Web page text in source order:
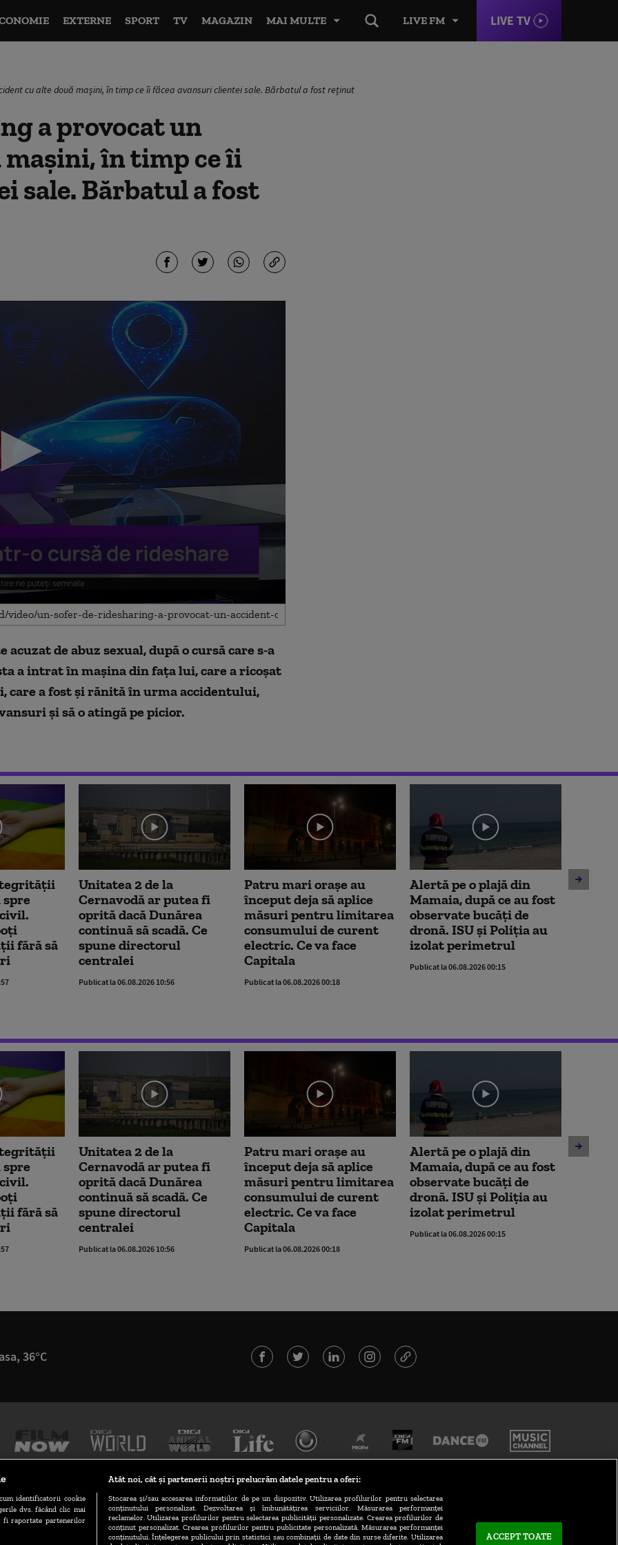
LIVE FM LIVE TV
EXTERNE SPORT TV MAGAZIN MAI MULTE
cu alte două mașini, în timp ce îi făcea avansuri clientei sale. Bărbatul a fost reținut
a provocat un
mașini, în timp ce îi
sale. Bărbatul a fost
de abuz sexual, după o cursă care s-a
a intrat în mașina din fața lui, care a ricoșat
a fost și rănită în urma accidentului,
și să o atingă pe picior.
spre
fără să
Unitatea 2 de la
Cernavodă ar putea fi
oprită dacă Dunărea
continuă să scadă. Ce
spune directorul
centralei
Publicat la 06.08.2026 10:56
Patru mari orașe au
început deja să aplice
măsuri pentru limitarea
consumului de curent
electric. Ce va face
Capitala
Publicat la 06.08.2026 00:18
Alertă pe o plajă din
Mamaia, după ce au fost
observate bucăți de
dronă. ISU și Poliția au
izolat perimetrul
Publicat la 06.08.2026 00:15
spre
fără să
Unitatea 2 de la
Cernavodă ar putea fi
oprită dacă Dunărea
continuă să scadă. Ce
spune directorul
centralei
Publicat la 06.08.2026 10:56
Patru mari orașe au
început deja să aplice
măsuri pentru limitarea
consumului de curent
electric. Ce va face
Capitala
Publicat la 06.08.2026 00:18
Alertă pe o plajă din
Mamaia, după ce au fost
observate bucăți de
dronă. ISU și Poliția au
izolat perimetrul
Publicat la 06.08.2026 00:15
36°C
TERMENI ȘI CONDIȚII POLITICA DE CONFIDENȚIALITATE
identificatorii cookie
dvs. făcând clic mai
fi raportate partenerilor
Atât noi, cât și partenerii noștri prelucrăm datele pentru a oferi:
Stocarea și/sau accesarea informațiilor de pe un dispozitiv. Utilizarea profilurilor pentru selectarea
conținutului personalizat. Dezvoltarea și îmbunătățirea serviciilor. Măsurarea performanței
reclamelor. Utilizarea profilurilor pentru selectarea publicității personalizate. Crearea profilurilor de
conținut personalizat. Crearea profilurilor pentru publicitate personalizată. Măsurarea performanței
conținutului. Înțelegerea publicului prin statistici sau combinații de date din surse diferite. Utilizarea
ACCEPT TOATE